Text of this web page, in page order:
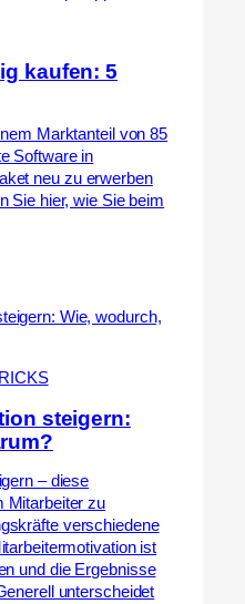
kaufen: 5
Marktanteil von 85
Software in
neu zu erwerben
Sie hier, wie Sie beim
steigern:
– diese
Mitarbeiter zu
verschiedene
ist
und die Ergebnisse
unterscheidet